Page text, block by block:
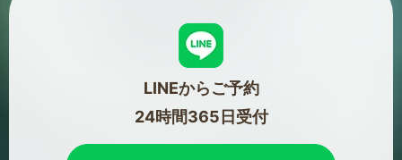
LINEからご予約
24時間365日受付